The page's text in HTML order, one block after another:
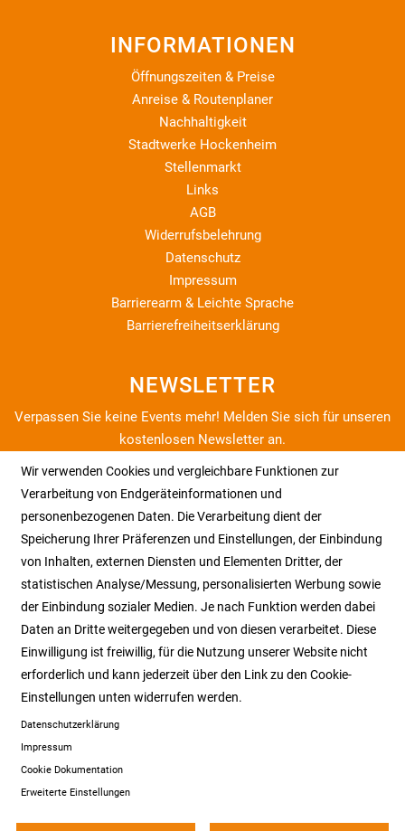
Wir verwenden Cookies und vergleichbare Funktionen zur
Verarbeitung von Endgeräteinformationen und
personenbezogenen Daten. Die Verarbeitung dient der
Speicherung Ihrer Präferenzen und Einstellungen, der Einbindung
von Inhalten, externen Diensten und Elementen Dritter, der
statistischen Analyse/Messung, personalisierten Werbung sowie
der Einbindung sozialer Medien. Je nach Funktion werden dabei
Daten an Dritte weitergegeben und von diesen verarbeitet. Diese
Einwilligung ist freiwillig, für die Nutzung unserer Website nicht
erforderlich und kann jederzeit über den Link zu den Cookie-
Einstellungen unten widerrufen werden.
Datenschutzerklärung
Impressum
Cookie Dokumentation
Erweiterte Einstellungen
INFORMATIONEN
Öffnungszeiten & Preise
Anreise & Routenplaner
Nachhaltigkeit
Stadtwerke Hockenheim
Stellenmarkt
Links
AGB
Widerrufsbelehrung
Datenschutz
Impressum
Barrierearm & Leichte Sprache
Barrierefreiheitserklärung
NEWSLETTER
Verpassen Sie keine Events mehr! Melden Sie sich für unseren
kostenlosen Newsletter an.
Zum Newsletter anmelden >